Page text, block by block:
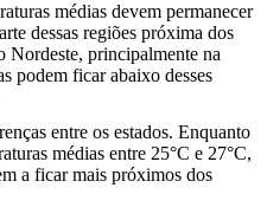
médias devem permanecer
dessas regiões próxima dos
Nordeste, principalmente na
podem ficar abaixo desses
entre os estados. Enquanto
médias entre 25°C e 27°C,
a ficar mais próximos dos